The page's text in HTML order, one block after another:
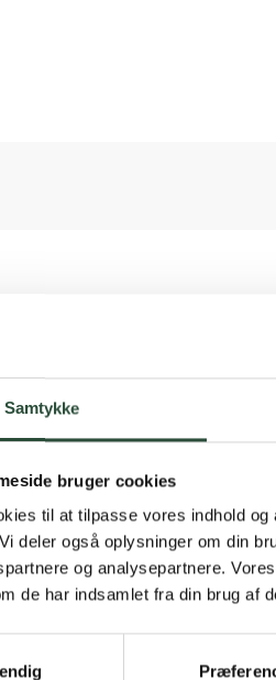
Samtykke
bruger cookies
til at tilpasse vores indhold
deler også oplysninger om din
og analysepartnere.
de har indsamlet fra din brug af